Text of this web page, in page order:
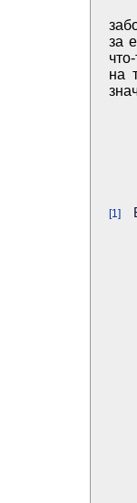
за
на
[1]